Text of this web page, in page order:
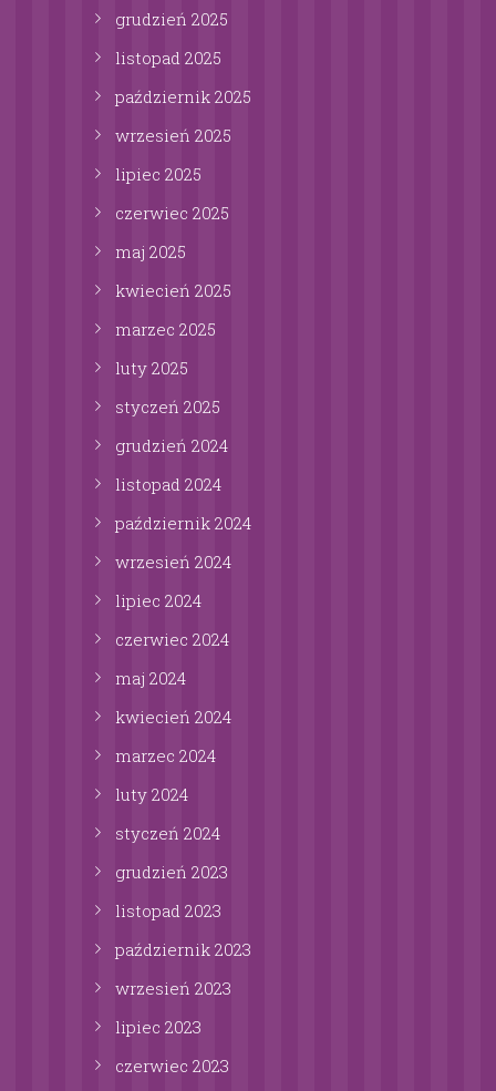
grudzień 2025
listopad 2025
październik 2025
wrzesień 2025
lipiec 2025
czerwiec 2025
maj 2025
kwiecień 2025
marzec 2025
luty 2025
styczeń 2025
grudzień 2024
listopad 2024
październik 2024
wrzesień 2024
lipiec 2024
czerwiec 2024
maj 2024
kwiecień 2024
marzec 2024
luty 2024
styczeń 2024
grudzień 2023
listopad 2023
październik 2023
wrzesień 2023
lipiec 2023
czerwiec 2023